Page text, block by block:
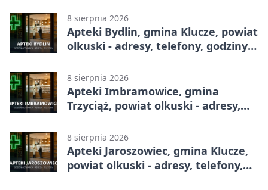
8 sierpnia 2026
Apteki Bydlin, gmina Klucze, powiat
olkuski - adresy, telefony, godziny
8 sierpnia 2026
Apteki Imbramowice, gmina
Trzyciąż, powiat olkuski - adresy,
8 sierpnia 2026
Apteki Jaroszowiec, gmina Klucze,
powiat olkuski - adresy, telefony,